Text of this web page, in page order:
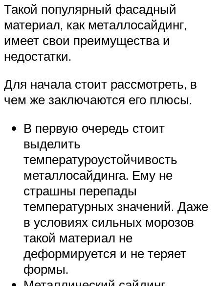
Такой популярный фасадный
материал, как металлосайдинг,
имеет свои преимущества и
недостатки.
Для начала стоит рассмотреть, в
чем же заключаются его плюсы.
В первую очередь стоит
выделить
температуроустойчивость
металлосайдинга. Ему не
страшны перепады
температурных значений. Даже
в условиях сильных морозов
такой материал не
деформируется и не теряет
формы.